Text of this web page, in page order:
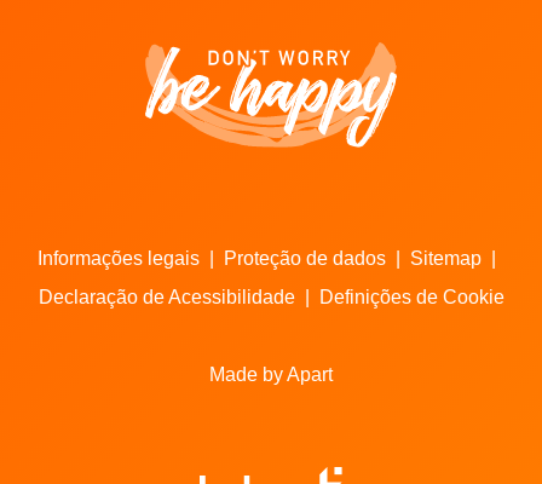
Informações legais Proteção de dados Sitemap
Declaração de Acessibilidade
Definições de Cookie
Made by Apart